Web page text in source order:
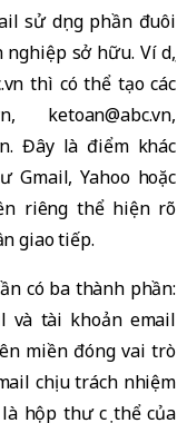
sử dụng phần đuôi
sở hữu. Ví dụ,
thì có thể tạo các
Đây là điểm khác
Yahoo hoặc
riêng thể hiện rõ
giao tiếp.
có ba thành phần:
và tài khoản email
miền đóng vai trò
chịu trách nhiệm
hộp thư cụ thể của